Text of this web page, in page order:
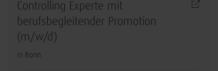
Controlling Experte mit
berufsbegleitender Promotion
(m/w/d)
in Bonn